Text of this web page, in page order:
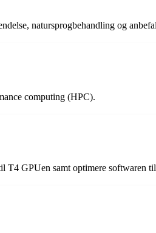
natursprogbehandling og
computing (HPC).
GPUen samt optimere softwaren